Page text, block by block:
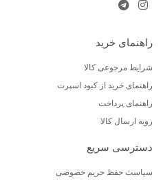
راهنمای خرید
شرایط مرجوعی کالا
راهنمای خرید از کبود اسپرت
راهنمای پرداخت
رویه ارسال کالا
دسترسی سریع
سیاست حفظ حریم خصوصی